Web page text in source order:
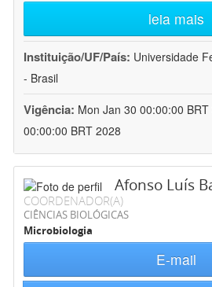
leia mais
Instituição/UF/País: Universidade
- Brasil
Vigência: Mon Jan 30 00:00:00
00:00:00 BRT 2028
Afonso Luís
COORDENADOR(A)
CIÊNCIAS BIOLÓGICAS
Microbiologia
E-mail